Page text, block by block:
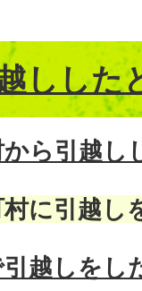
しした
ら引越し
に引越し
越しをし